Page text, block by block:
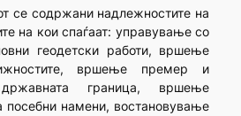
се содржани надлежностите на
на кои спаѓаат: управување со
геодетски работи, вршење
вршење премер и
граница, вршење
посебни намени, востановување